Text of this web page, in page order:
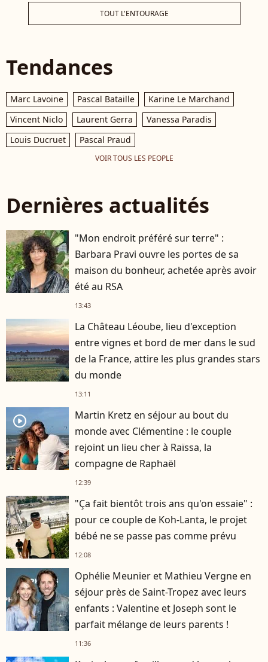
TOUT L'ENTOURAGE
Tendances
Marc Lavoine Pascal Bataille
Karine Le Marchand
Vincent Niclo
Laurent Gerra
Vanessa Paradis
Louis Ducruet
Pascal Praud
VOIR TOUS LES PEOPLE
Dernières actualités
"Mon endroit préféré sur terre" :
Barbara Pravi ouvre les portes de sa
maison du bonheur, achetée après avoir
été au RSA
13:43
La Château Léoube, lieu d'exception
entre vignes et bord de mer dans le sud
de la France, attire les plus grandes stars
du monde
13:11
player2
Martin Kretz en séjour au bout du
monde avec Clémentine : le couple
rejoint un lieu cher à Raïssa, la
compagne de Raphaël
12:39
"Ça fait bientôt trois ans qu'on essaie" :
pour ce couple de Koh-Lanta, le projet
bébé ne se passe pas comme prévu
12:08
Ophélie Meunier et Mathieu Vergne en
séjour près de Saint-Tropez avec leurs
enfants : Valentine et Joseph sont le
parfait mélange de leurs parents !
11:36